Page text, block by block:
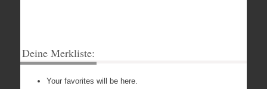
Deine Merkliste:
Your favorites will be here.